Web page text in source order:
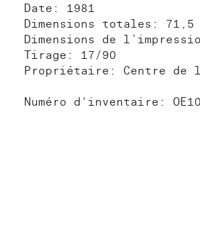
Date: 1981
Dimensions totales: 71,5
Dimensions de
Tirage: 17/90
Propriétaire: Centre de
Numéro d'inventaire: